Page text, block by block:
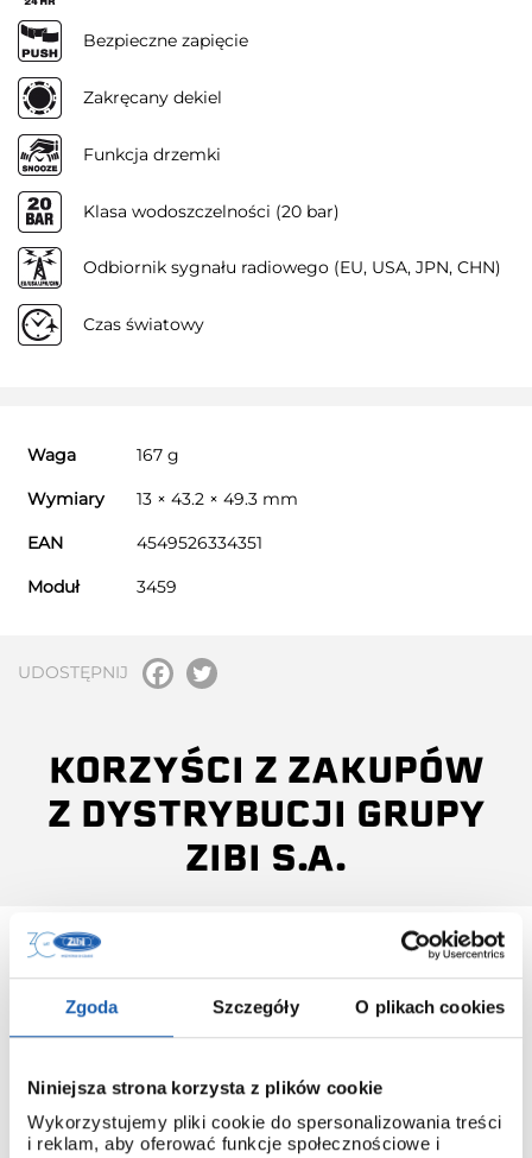
Zgoda Szczegóły O plikach cookies
Niniejsza strona korzysta z plików cookie
Wykorzystujemy pliki cookie do spersonalizowania treści
i reklam, aby oferować funkcje społecznościowe i
Bezpieczne zapięcie
Zakręcany dekiel
Funkcja drzemki
Klasa wodoszczelności (20 bar)
Odbiornik sygnału radiowego (EU, USA, JPN, CHN)
Czas światowy
Waga 167 g
Wymiary 13 × 43.2 × 49.3 mm
EAN 4549526334351
Moduł 3459
UDOSTĘPNIJ
KORZYŚCI Z ZAKUPÓW
Z DYSTRYBUCJI GRUPY
ZIBI S.A.
Do każdego modelu G-SHOCK, który pochodzi z
polskim.